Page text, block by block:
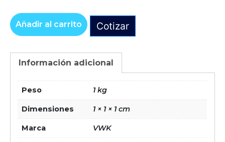
Añadir al carrito Cotizar
Información adicional
Peso 1 kg
Dimensiones 1 × 1 × 1 cm
Marca VWK